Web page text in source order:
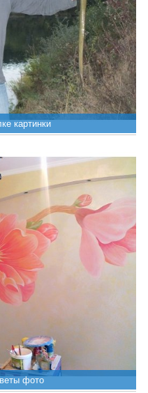
картинки
фото